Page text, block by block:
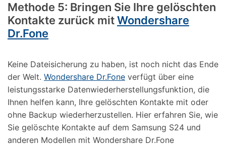
Methode 5: Bringen Sie Ihre gelöschten
Kontakte zurück mitWondershare
Dr.Fone
Keine Dateisicherung zu haben, ist noch nicht das Ende
der Welt. Wondershare Dr.Fone verfügt über eine
leistungsstarke Datenwiederherstellungsfunktion, die
Ihnen helfen kann, Ihre gelöschten Kontakte mit oder
ohne Backup wiederherzustellen. Hier erfahren Sie, wie
Sie gelöschte Kontakte auf dem Samsung S24 und
anderen Modellen mit Wondershare Dr.Fone